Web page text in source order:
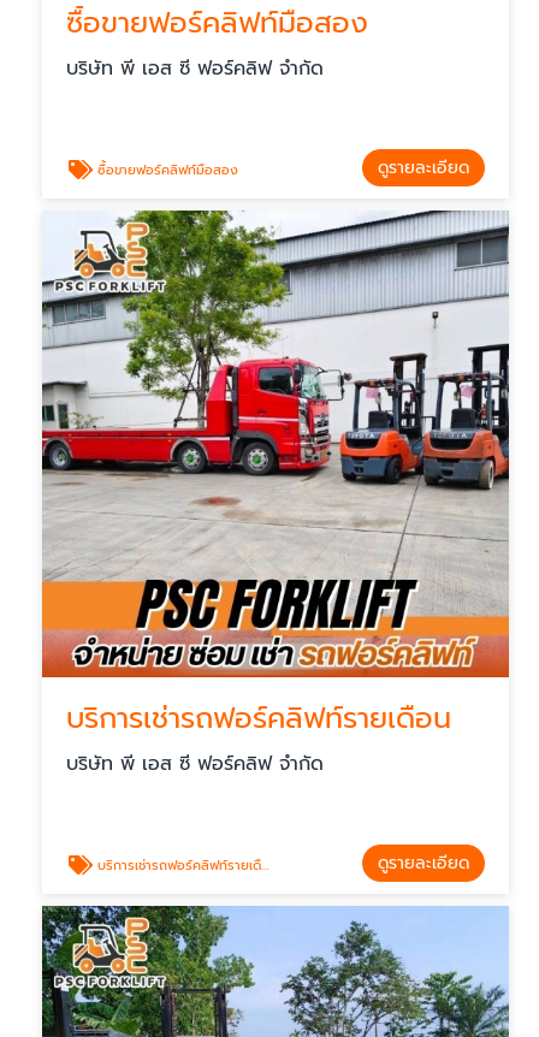
ซื้อขายฟอร์คลิฟท์มือสอง
บริษัท พี เอส ซี ฟอร์คลิฟ จำกัด
ซื้อขายฟอร์คลิฟท์มือสอง ดูรายละเอียด
บริการเช่ารถฟอร์คลิฟท์รายเดือน
บริษัท พี เอส ซี ฟอร์คลิฟ จำกัด
บริการเช่ารถฟอร์คลิฟท์รายเดือน ดูรายละเอียด